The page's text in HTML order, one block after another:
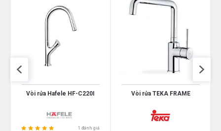
Vòi rửa Hafele HF-C220I
1 đánh giá
Vòi rửa TEKA FRAME